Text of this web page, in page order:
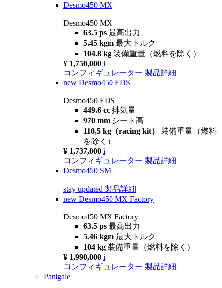
Desmo450 MX
Desmo450 MX
63.5 ps 最高出力
5.45 kgm 最大トルク
104.8 kg 装備重量（燃料を除く）
¥ 1,750,000 i
コンフィギュレーター 製品詳細
new Desmo450 EDS
Desmo450 EDS
449.6 cc 排気量
970 mm シート高
110,5 kg（racing kit） 装備重量（燃料
を除く）
¥ 1,737,000 i
コンフィギュレーター 製品詳細
Desmo450 SM
stay updated 製品詳細
new Desmo450 MX Factory
Desmo450 MX Factory
63.5 ps 最高出力
5.46 kgm 最大トルク
104 kg 装備重量（燃料を除く）
¥ 1,990,000 i
コンフィギュレーター 製品詳細
Panigale